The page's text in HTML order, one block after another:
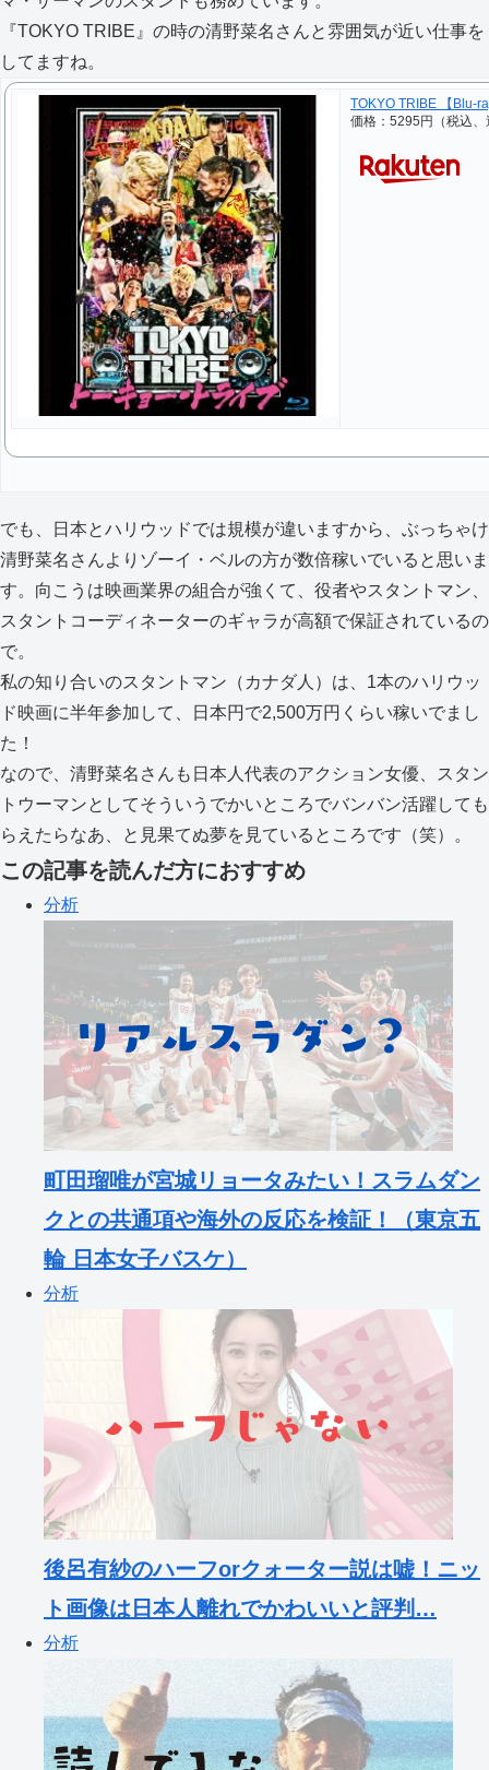
『TOKYO TRIBE』の時の清野菜名さんと雰囲気が近い仕事を
してますね。
TOKYO TRIBE 【Blu-
価格：5295円（税込
でも、日本とハリウッドでは規模が違いますから、ぶっちゃけ
清野菜名さんよりゾーイ・ベルの方が数倍稼いでいると思いま
す。向こうは映画業界の組合が強くて、役者やスタントマン、
スタントコーディネーターのギャラが高額で保証されているの
で。
私の知り合いのスタントマン（カナダ人）は、1本のハリウッ
ド映画に半年参加して、日本円で2,500万円くらい稼いでまし
た！
なので、清野菜名さんも日本人代表のアクション女優、スタン
トウーマンとしてそういうでかいところでバンバン活躍しても
らえたらなあ、と見果てぬ夢を見ているところです（笑）。
この記事を読んだ方におすすめ
分析
町田瑠唯が宮城リョータみたい！スラムダン
クとの共通項や海外の反応を検証！（東京五
輪 日本女子バスケ）
分析
後呂有紗のハーフorクォーター説は嘘！ニッ
ト画像は日本人離れでかわいいと評判…
分析